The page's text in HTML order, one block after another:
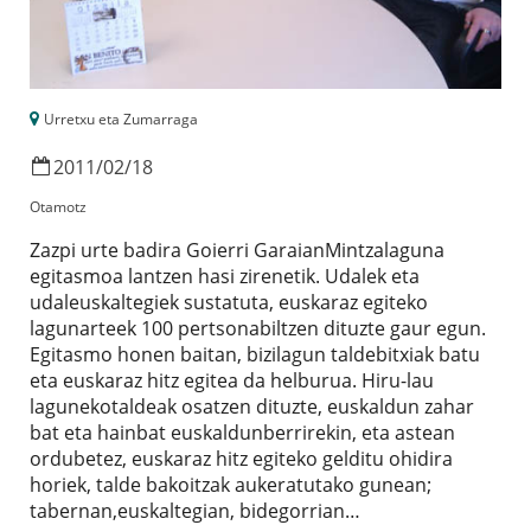
Urretxu eta Zumarraga
2011/02/18
Otamotz
Zazpi urte badira Goierri GaraianMintzalaguna
egitasmoa lantzen hasi zirenetik. Udalek eta
udaleuskaltegiek sustatuta, euskaraz egiteko
lagunarteek 100 pertsonabiltzen dituzte gaur egun.
Egitasmo honen baitan, bizilagun taldebitxiak batu
eta euskaraz hitz egitea da helburua. Hiru-lau
lagunekotaldeak osatzen dituzte, euskaldun zahar
bat eta hainbat euskaldunberrirekin, eta astean
ordubetez, euskaraz hitz egiteko gelditu ohidira
horiek, talde bakoitzak aukeratutako gunean;
tabernan,euskaltegian, bidegorrian…